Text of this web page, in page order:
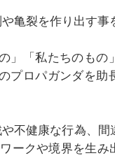
亀裂を作り出す事
」「私たちのもの
プロパガンダを助
不健康な行為、間
ークや境界を生み